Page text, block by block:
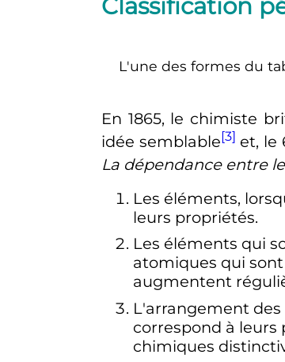
Classification
L'une des formes du
En 1865, le chimiste
idée semblable[3] et, le
La dépendance entre
Les éléments,
leurs propriétés.
Les éléments qui
atomiques qui
augmentent
L'arrangement
correspond à leurs
chimiques